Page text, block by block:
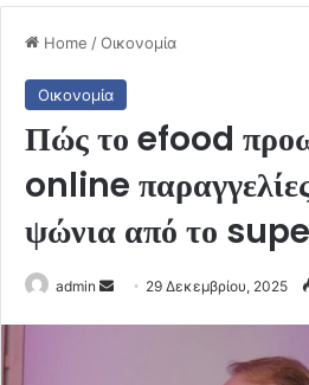
Home /Οικονομία
Οικονομία
Πώς το efood
online
ψώνια από το
admin
Send 29 Δεκεμβρίου, 2025